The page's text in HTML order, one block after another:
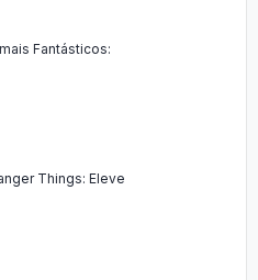
Fantásticos:
Things: Eleve